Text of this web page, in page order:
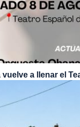
vuelve a llenar el